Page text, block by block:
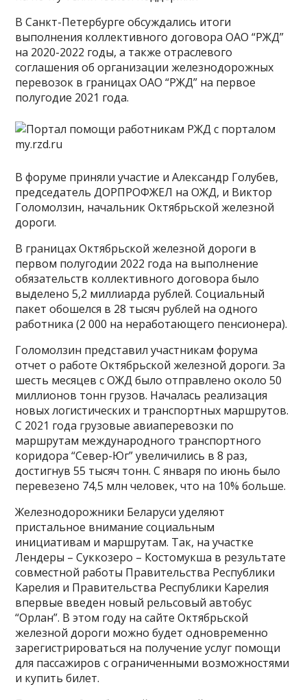
В Санкт-Петербурге обсуждались итоги
выполнения коллективного договора ОАО “РЖД”
на 2020-2022 годы, а также отраслевого
соглашения об организации железнодорожных
перевозок в границах ОАО “РЖД” на первое
полугодие 2021 года.
В форуме приняли участие и Александр Голубев,
председатель ДОРПРОФЖЕЛ на ОЖД, и Виктор
Голомолзин, начальник Октябрьской железной
дороги.
В границах Октябрьской железной дороги в
первом полугодии 2022 года на выполнение
обязательств коллективного договора было
выделено 5,2 миллиарда рублей. Социальный
пакет обошелся в 28 тысяч рублей на одного
работника (2 000 на неработающего пенсионера).
Голомолзин представил участникам форума
отчет о работе Октябрьской железной дороги. За
шесть месяцев с ОЖД было отправлено около 50
миллионов тонн грузов. Началась реализация
новых логистических и транспортных маршрутов.
С 2021 года грузовые авиаперевозки по
маршрутам международного транспортного
коридора “Север-Юг” увеличились в 8 раз,
достигнув 55 тысяч тонн. С января по июнь было
перевезено 74,5 млн человек, что на 10% больше.
Железнодорожники Беларуси уделяют
пристальное внимание социальным
инициативам и маршрутам. Так, на участке
Лендеры – Суккозеро – Костомукша в результате
совместной работы Правительства Республики
Карелия и Правительства Республики Карелия
впервые введен новый рельсовый автобус
“Орлан”. В этом году на сайте Октябрьской
железной дороги можно будет одновременно
зарегистрироваться на получение услуг помощи
для пассажиров с ограниченными возможностями
и купить билет.